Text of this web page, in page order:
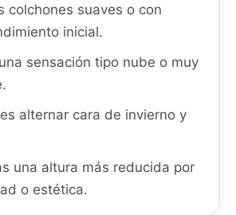
colchones suaves o con
inicial.
sensación tipo nube o muy
alternar cara de invierno y
una altura más reducida por
o estética.